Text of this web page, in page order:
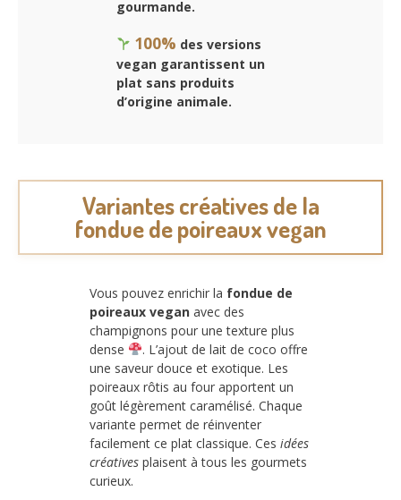
gourmande.
100% des versions
vegan garantissent un
plat sans produits
d’origine animale.
Variantes créatives de la
fondue de poireaux vegan
Vous pouvez enrichir la fondue de
poireaux vegan avec des
champignons pour une texture plus
dense
. L’ajout de lait de coco offre
une saveur douce et exotique. Les
poireaux rôtis au four apportent un
goût légèrement caramélisé. Chaque
variante permet de réinventer
facilement ce plat classique. Ces idées
créatives plaisent à tous les gourmets
curieux.